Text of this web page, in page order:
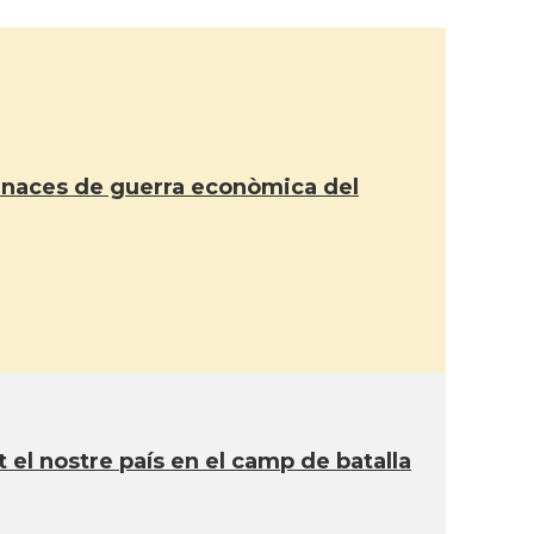
de guerra econòmica del
nostre país en el camp de batalla